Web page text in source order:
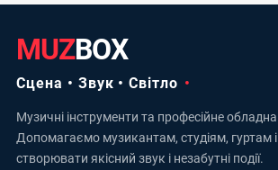
MUZBOX
Сцена • Звук • Світло
Музичні інструменти та професійне
Допомагаємо музикантам, студіям, гуртам
створювати якісний звук і незабутні події.